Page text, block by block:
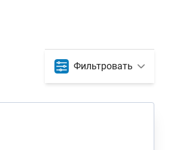
Фильтровать